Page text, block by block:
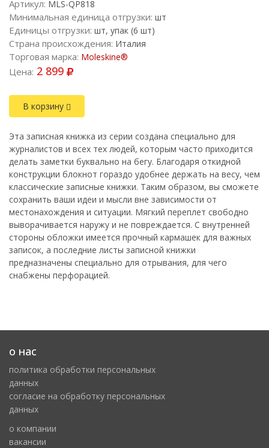
Артикул: MLS-QP818
Минимальная единица отгрузки: шт
Единицы отгрузки: шт, упак (6 шт)
Страна происхождения: Италия
Торговая марка: Moleskine®
Цена: 2 899
В корзину
Эта записная книжка из серии создана специально для
журналистов и всех тех людей, которым часто приходится
делать заметки буквально на бегу. Благодаря откидной
конструкции блокнот гораздо удобнее держать на весу, чем
классические записные книжки. Таким образом, вы сможете
сохранить ваши идеи и мысли вне зависимости от
местонахождения и ситуации. Мягкий переплет свободно
выворачивается наружу и не повреждается. С внутренней
стороны обложки имеется прочный кармашек для важных
записок, а последние листы записной книжки
предназначены специально для отрывания, для чего
снабжены перфорацией.
о нас
политика обработки персональных
данных
cогласие на обработку персональных
данных
о компании
вакансии